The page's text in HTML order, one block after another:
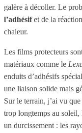
galère à décoller. Le
l’adhésifet de la
chaleur.
Les films protecteurs
matériaux comme le
enduits d’adhésifs
une liaison solide mais
Sur le terrain, j’ai vu
trop longtemps au
un durcissement : les